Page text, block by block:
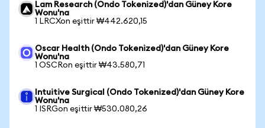
Lam Research (Ondo Tokenized)'dan Güney Kore
Wonu'na
1 LRCXon eşittir ₩442.620,15
Oscar Health (Ondo Tokenized)'dan Güney Kore
Wonu'na
1 OSCRon eşittir ₩43.580,71
Intuitive Surgical (Ondo Tokenized)'dan Güney Kore
Wonu'na
1 ISRGon eşittir ₩530.080,26